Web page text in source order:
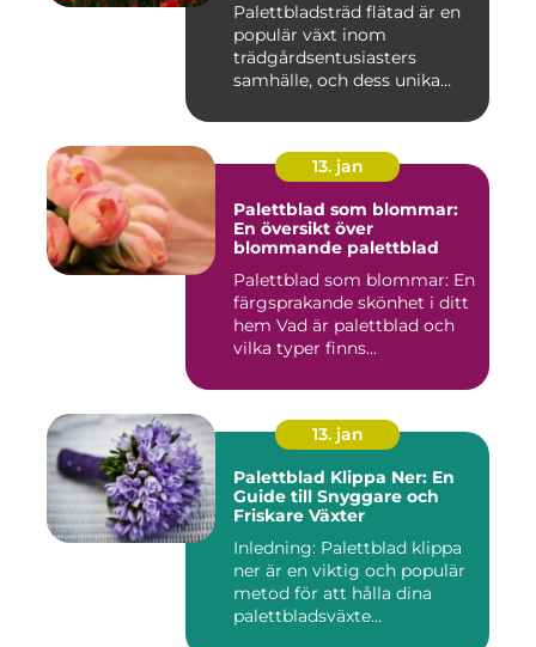
Palettbladsträd flätad är en
populär växt inom
trädgårdsentusiasters
samhälle, och dess unika
13. jan
Palettblad som blommar:
En översikt över
blommande palettblad
Palettblad som blommar: En
färgsprakande skönhet i ditt
hem Vad är palettblad och
vilka typer finns...
13. jan
Palettblad Klippa Ner: En
Guide till Snyggare och
Friskare Växter
Inledning: Palettblad klippa
ner är en viktig och populär
metod för att hålla dina
palettbladsväxte...